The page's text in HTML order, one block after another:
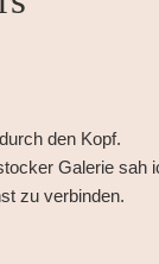
den Kopf.
Galerie sah
zu verbinden.